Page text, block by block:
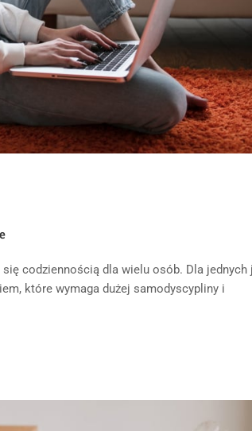
codziennością dla wielu osób. Dla jednych
które wymaga dużej samodyscypliny i